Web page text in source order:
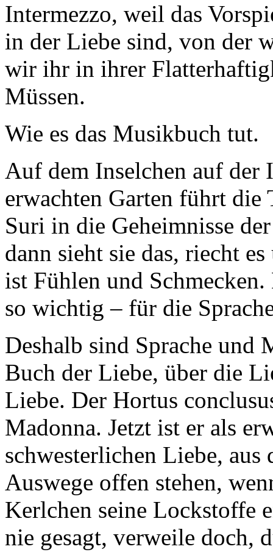
Intermezzo, weil das
in der Liebe sind, von der
wir ihr in ihrer
Müssen.
Wie es das Musikbuch tut.
Auf dem Inselchen auf
erwachten Garten führt
Suri in die Geheimnisse
dann sieht sie das, riecht
ist Fühlen und
so wichtig – für die
Deshalb sind Sprache und
Buch der Liebe, über die
Liebe. Der Hortus
Madonna. Jetzt ist er als
schwesterlichen Liebe,
Auswege offen stehen,
Kerlchen seine Lockstoffe
nie gesagt, verweile doch,